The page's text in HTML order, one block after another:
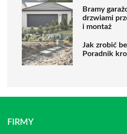
Bramy
drzwiami
i montaż
Jak zrobić
Poradnik
FIRMY